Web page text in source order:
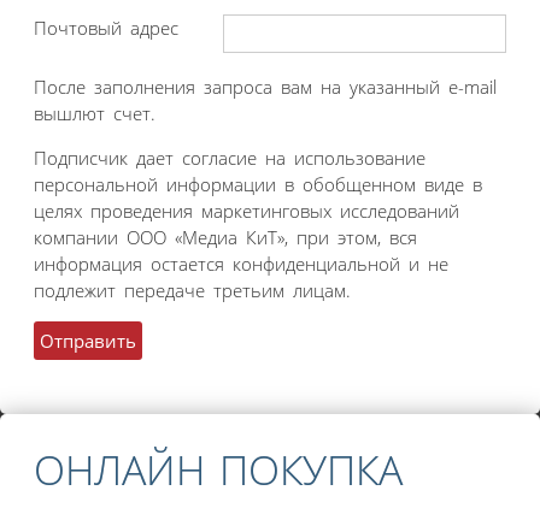
Почтовый адрес
После заполнения запроса вам на указанный e-mail
вышлют счет.
Подписчик дает согласие на использование
персональной информации в обобщенном виде в
целях проведения маркетинговых исследований
компании ООО «Медиа КиТ», при этом, вся
информация остается конфиденциальной и не
подлежит передаче третьим лицам.
ОНЛАЙН ПОКУПКА